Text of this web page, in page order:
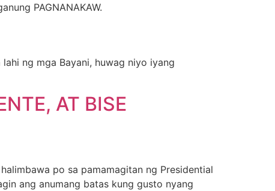
PAGNANAKAW.
ng mga Bayani, huwag niyo iyang
AT BISE
po sa pamamagitan ng Presidential
ang anumang batas kung gusto nyang